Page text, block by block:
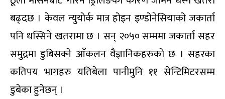
बढ्दछ । केवल न्युयोर्क मात्र होइन इण्डोनेसियाको जकार्ता
पनि धस्सिने खतरामा छ । सन् २०५० सम्ममा जकार्ता सहर
समुद्रमा डुबिसक्ने आँकलन वैज्ञानिकहरुको छ । सहरका
कतिपय भागहरु यतिबेला पानीमुनि ११ सेन्टिमिटरसम्म
डुबेका हुनेछन् ।